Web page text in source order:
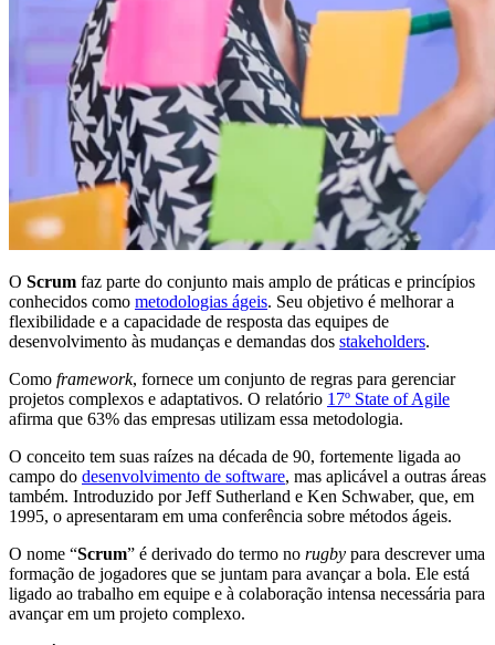
O Scrum faz parte do conjunto mais amplo de práticas e princípios
conhecidos como metodologias ágeis. Seu objetivo é melhorar a
flexibilidade e a capacidade de resposta das equipes de
desenvolvimento às mudanças e demandas dos stakeholders.
Como framework, fornece um conjunto de regras para gerenciar
projetos complexos e adaptativos. O relatório 17º State of Agile
afirma que 63% das empresas utilizam essa metodologia.
O conceito tem suas raízes na década de 90, fortemente ligada ao
campo do desenvolvimento de software, mas aplicável a outras áreas
também. Introduzido por Jeff Sutherland e Ken Schwaber, que, em
1995, o apresentaram em uma conferência sobre métodos ágeis.
O nome “Scrum” é derivado do termo no rugby para descrever uma
formação de jogadores que se juntam para avançar a bola. Ele está
ligado ao trabalho em equipe e à colaboração intensa necessária para
avançar em um projeto complexo.